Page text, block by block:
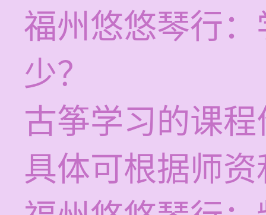
福州悠悠琴行
少？
古筝学习的课
具体可根据师